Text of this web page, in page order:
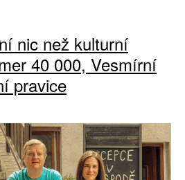
nic než kulturní
40 000, Vesmírní
pravice